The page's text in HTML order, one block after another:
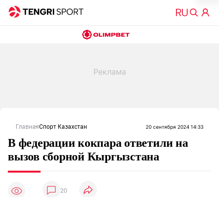
ГлавнаяСпорт Казахстан 20 сентября 2024 14:33
В федерации кокпара ответили на
вызов сборной Кыргызстана
20